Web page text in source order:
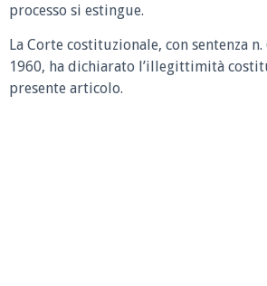
processo si estingue.
La Corte costituzionale, con sentenza
1960, ha dichiarato l’illegittimità
presente articolo.